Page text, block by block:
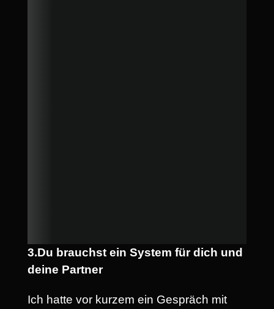
3.Du brauchst ein System für dich und
deine Partner
Ich hatte vor kurzem ein Gespräch mit